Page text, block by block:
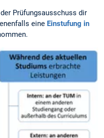
Prüfungsausschuss dir
eine Einstufung in